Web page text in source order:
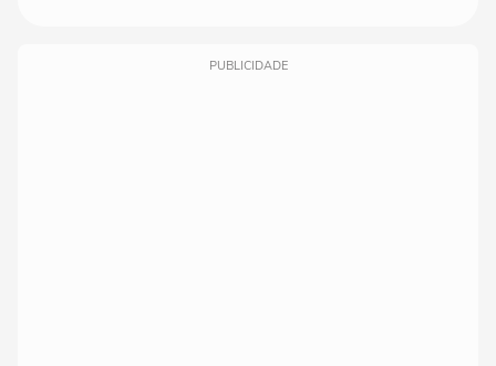
PUBLICIDADE